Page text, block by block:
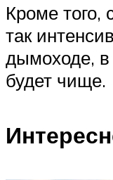
Кроме того,
так
дымоходе, в
будет чище.